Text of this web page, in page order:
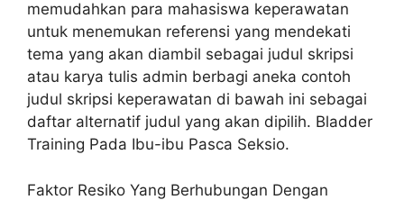
memudahkan para mahasiswa keperawatan
untuk menemukan referensi yang mendekati
tema yang akan diambil sebagai judul skripsi
atau karya tulis admin berbagi aneka contoh
judul skripsi keperawatan di bawah ini sebagai
daftar alternatif judul yang akan dipilih. Bladder
Training Pada Ibu-ibu Pasca Seksio.
Faktor Resiko Yang Berhubungan Dengan